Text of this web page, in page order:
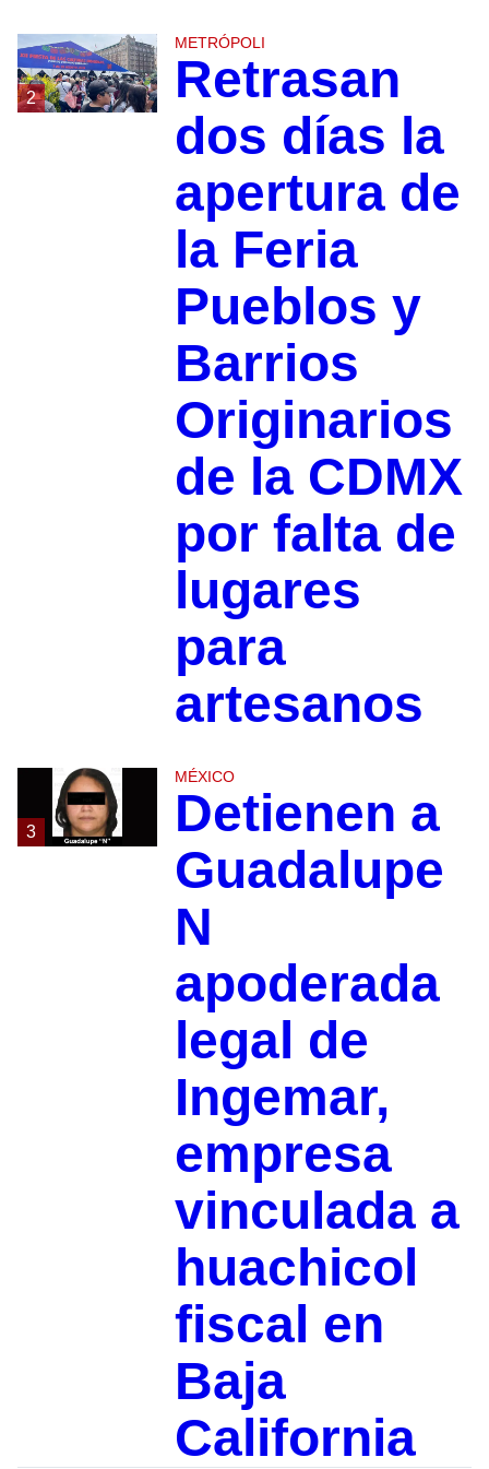
2
METRÓPOLI
Retrasan
dos días la
apertura de
la Feria
Pueblos y
Barrios
Originarios
de la CDMX
por falta de
lugares
para
artesanos
3
MÉXICO
Detienen a
Guadalupe
N
apoderada
legal de
Ingemar,
empresa
vinculada a
huachicol
fiscal en
Baja
California